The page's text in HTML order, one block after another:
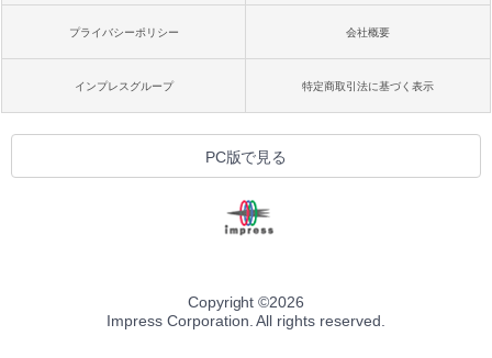
プライバシーポリシー 会社概要
インプレスグループ 特定商取引法に基づく表示
PC版で見る
Copyright ©2026
Impress Corporation. All rights reserved.